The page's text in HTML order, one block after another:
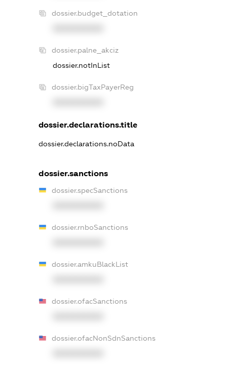
dossier.budget_dotation
dossier.palne_akciz
dossier.notInList
dossier.bigTaxPayerReg
dossier.declarations.title
dossier.declarations.noData
dossier.sanctions
dossier.specSanctions
dossier.rnboSanctions
dossier.amkuBlackList
dossier.ofacSanctions
dossier.ofacNonSdnSanctions